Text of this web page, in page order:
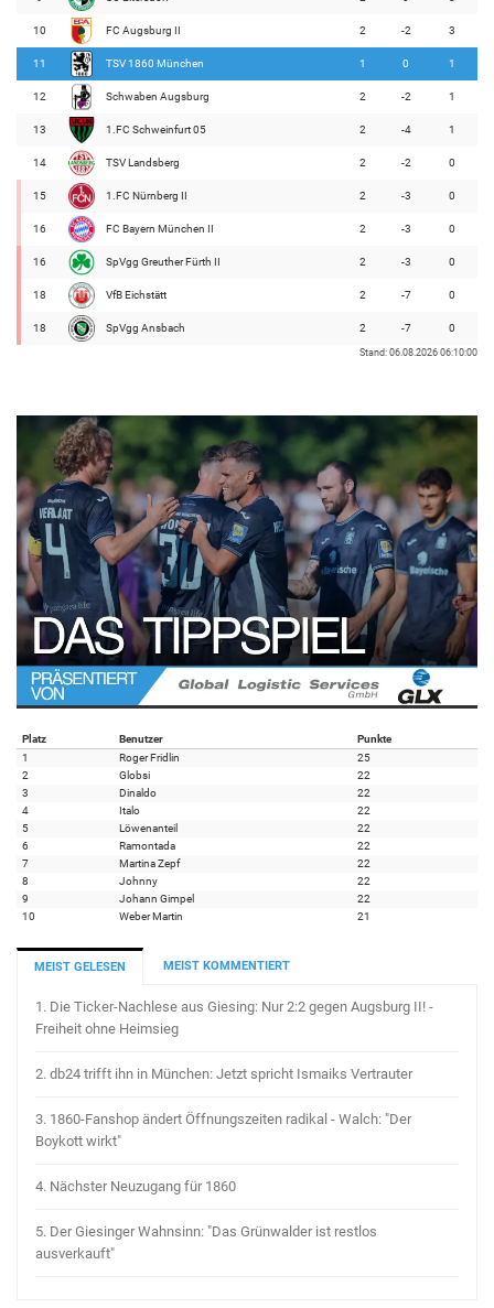
10 FC Augsburg II 2 -2 3
11 TSV 1860 München 1 0 1
12 Schwaben Augsburg 2 -2 1
13 1.FC Schweinfurt 05 2 -4 1
14 TSV Landsberg 2 -2 0
15 1.FC Nürnberg II 2 -3 0
16 FC Bayern München II 2 -3 0
16 SpVgg Greuther Fürth II 2 -3 0
18 VfB Eichstätt 2 -7 0
18 SpVgg Ansbach 2 -7 0
Stand: 06.08.2026 06:10:00
Platz Benutzer
Punkte
1
Roger Fridlin
25
2
Globsi
22
3
Dinaldo
22
4
Italo
22
5
Löwenanteil
22
6
Ramontada
22
7
Martina Zepf
22
8
Johnny
22
9
Johann Gimpel
22
10
Weber Martin 21
MEIST GELESEN MEIST KOMMENTIERT
1. Die Ticker-Nachlese aus Giesing: Nur 2:2 gegen Augsburg II! -
Freiheit ohne Heimsieg
2. db24 trifft ihn in München: Jetzt spricht Ismaiks Vertrauter
3. 1860-Fanshop ändert Öffnungszeiten radikal - Walch: "Der
Boykott wirkt"
4. Nächster Neuzugang für 1860
5. Der Giesinger Wahnsinn: "Das Grünwalder ist restlos
ausverkauft"